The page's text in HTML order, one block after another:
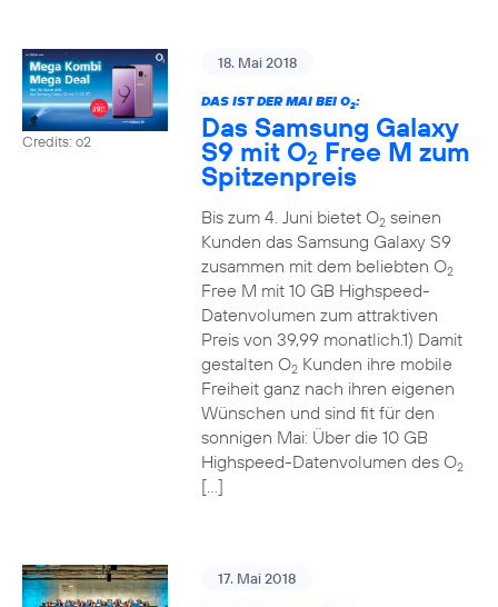
Credits: o2
18. Mai 2018
DAS IST DER MAI BEI O2:
Das Samsung Galaxy
S9 mit O2 Free M zum
Spitzenpreis
Bis zum 4. Juni bietet O2seinen
Kunden das Samsung Galaxy S9
zusammen mit dem beliebten O2
Free M mit 10 GB Highspeed-
Datenvolumen zum attraktiven
Preis von 39,99 monatlich.1) Damit
gestalten O2Kunden ihre mobile
Freiheit ganz nach ihren eigenen
Wünschen und sind fit für den
sonnigen Mai: Über die 10 GB
Highspeed-Datenvolumen des O2
[…]
17. Mai 2018